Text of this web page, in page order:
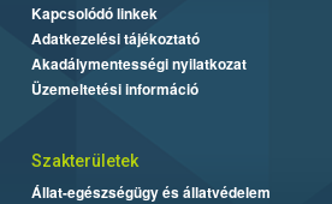
Kapcsolódó linkek
Adatkezelési tájékoztató
Akadálymentességi nyilatkozat
Üzemeltetési információ
Szakterületek
Állat-egészségügy és állatvédelem